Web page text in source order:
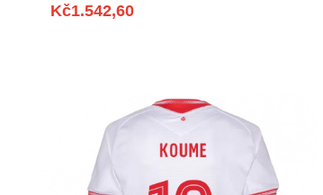
Kč1.542,60